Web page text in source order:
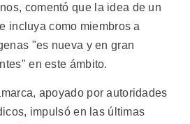
comentó que la idea de un
incluya como miembros a
"es nueva y en gran
en este ámbito.
apoyado por autoridades
impulsó en las últimas